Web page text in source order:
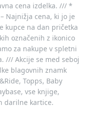
cena izdelka. /// *
– Najnižja cena, ki jo je
kupce na dan pričetka
označenih z ikonico
za nakupe v spletni
/// Akcije se med seboj
blagovnih znamk
Topps, Baby
vse knjige,
darilne kartice.